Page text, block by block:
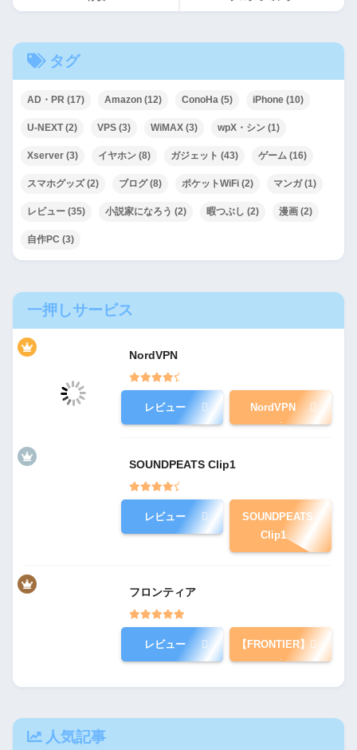
タグ
AD・PR (17) Amazon (12) ConoHa (5) iPhone (10)
U-NEXT(2) VPS (3) WiMAX (3) wpX・シン (1)
Xserver (3) イヤホン (8) ガジェット (43) ゲーム (16)
スマホグッズ(2) ブログ(8) ポケットWiFi (2) マンガ(1)
レビュー (35) 小説家になろう (2) 暇つぶし (2) 漫画 (2)
自作PC (3)
一押しサービス
NordVPN
レビュー NordVPN
SOUNDPEATS Clip1
レビュー
SOUNDPEATS
Clip1
フロンティア
レビュー 【FRONTIER】
人気記事